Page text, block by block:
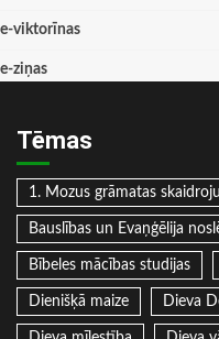
e-viktorīnas
e-ziņas
Tēmas
1. Mozus grāmatas
Bauslības un Evaņģēlija
Bībeles mācības studijas
Dienišķā maize Dieva